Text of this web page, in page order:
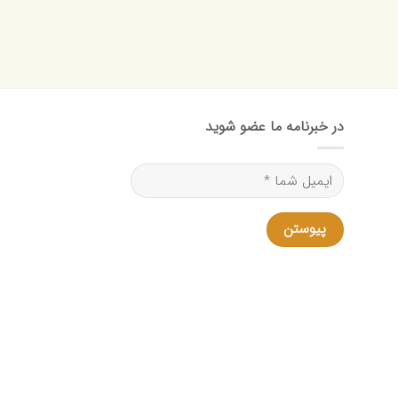
153,000,000 توماندر خبرنامه ما عضو شوید